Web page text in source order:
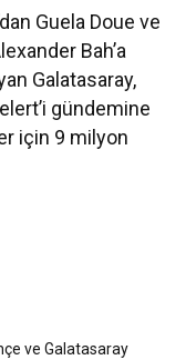
Guela Doue ve
Bah’a
Galatasaray,
gündemine
için 9 milyon
ve Galatasaray